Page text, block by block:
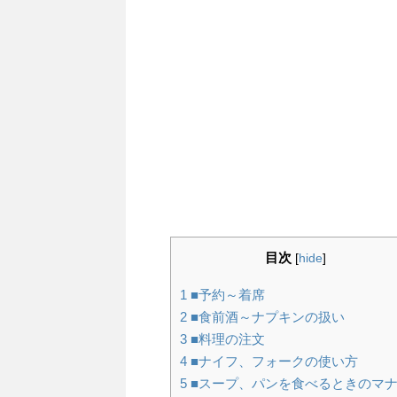
目次 [hide]
1 ■予約～着席
2 ■食前酒～ナプキンの扱い
3 ■料理の注文
4 ■ナイフ、フォークの使い方
5 ■スープ、パンを食べるときのマ